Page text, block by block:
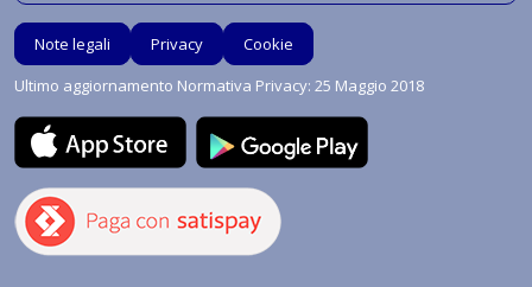
Note legali Privacy
Cookie
Ultimo aggiornamento Normativa Privacy: 25 Maggio 2018